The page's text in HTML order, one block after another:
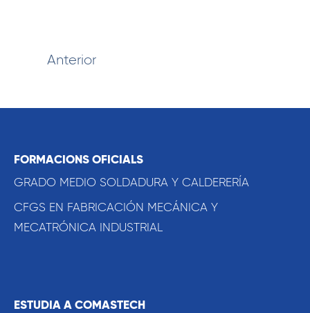
Anterior
FORMACIONS OFICIALS
GRADO MEDIO SOLDADURA Y CALDERERÍA
CFGS EN FABRICACIÓN MECÁNICA Y
MECATRÓNICA INDUSTRIAL
ESTUDIA A COMASTECH